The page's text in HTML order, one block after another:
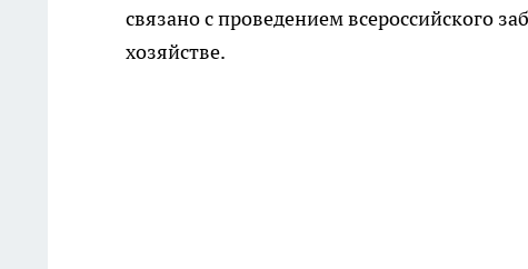
связано с проведением всероссийского
хозяйстве.